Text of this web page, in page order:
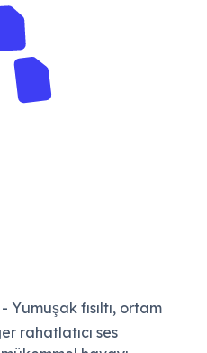
- Yumuşak fısıltı, ortam
rahatlatıcı ses